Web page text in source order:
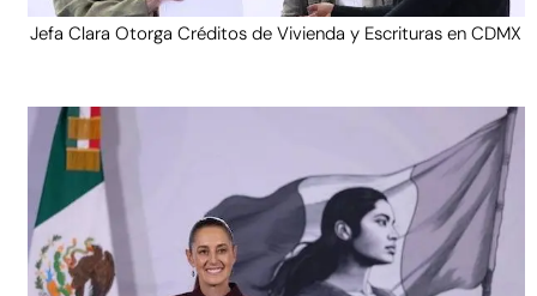
Jefa Clara Otorga Créditos de Vivienda y Escrituras en CDMX